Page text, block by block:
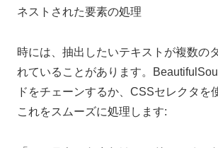
ネストされた要素の処理
時には、抽出したいテキストが複数の
れていることがあります。
ドをチェーンするか、CSSセレクタを
これをスムーズに処理します: